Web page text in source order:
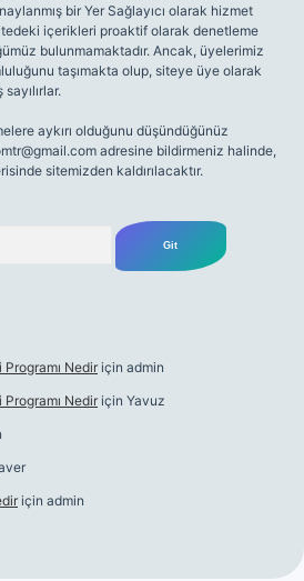
bir Yer Sağlayıcı olarak hizmet
içerikleri proaktif olarak denetleme
bulunmamaktadır. Ancak, üyelerimiz
taşımakta olup, siteye üye olarak
aykırı olduğunu düşündüğünüz
adresine bildirmeniz halinde,
sitemizden kaldırılacaktır.
Nedir için admin
Nedir için Yavuz
için admin